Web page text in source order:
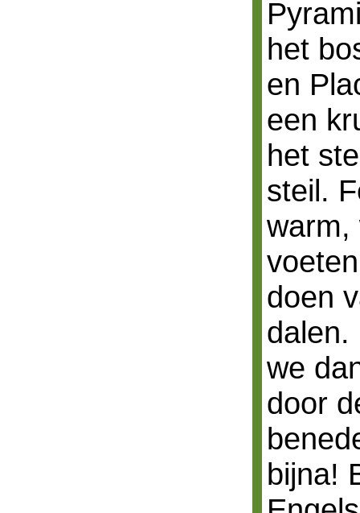
het
en
een
het
steil.
warm,
doen
dalen.
we
door
bijna!